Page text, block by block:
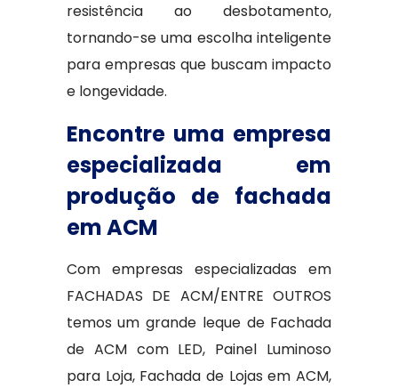
resistência ao desbotamento,
tornando-se uma escolha inteligente
para empresas que buscam impacto
e longevidade.
Encontre uma empresa
especializada em
produção de fachada
em ACM
Com empresas especializadas em
FACHADAS DE ACM/ENTRE OUTROS
temos um grande leque de Fachada
de ACM com LED, Painel Luminoso
para Loja, Fachada de Lojas em ACM,